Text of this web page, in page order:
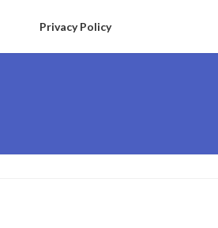
Privacy Policy